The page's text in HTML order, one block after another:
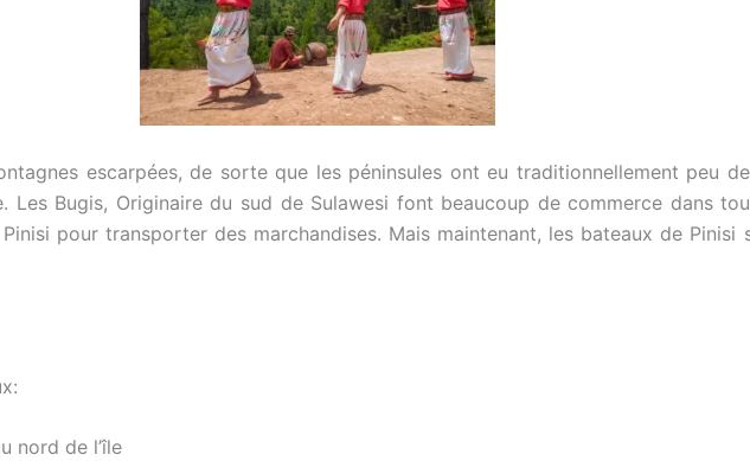
escarpées, de sorte que les péninsules ont eu traditionnellement peu
Les Bugis, Originaire du sud de Sulawesi font beaucoup de commerce dans
pour transporter des marchandises. Mais maintenant, les bateaux de
nord de l’île